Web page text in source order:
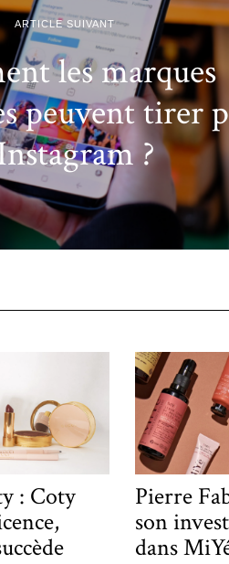
ARTICLE SUIVANT
les marques
peuvent tirer
?
: Coty
Pierre
son
dans